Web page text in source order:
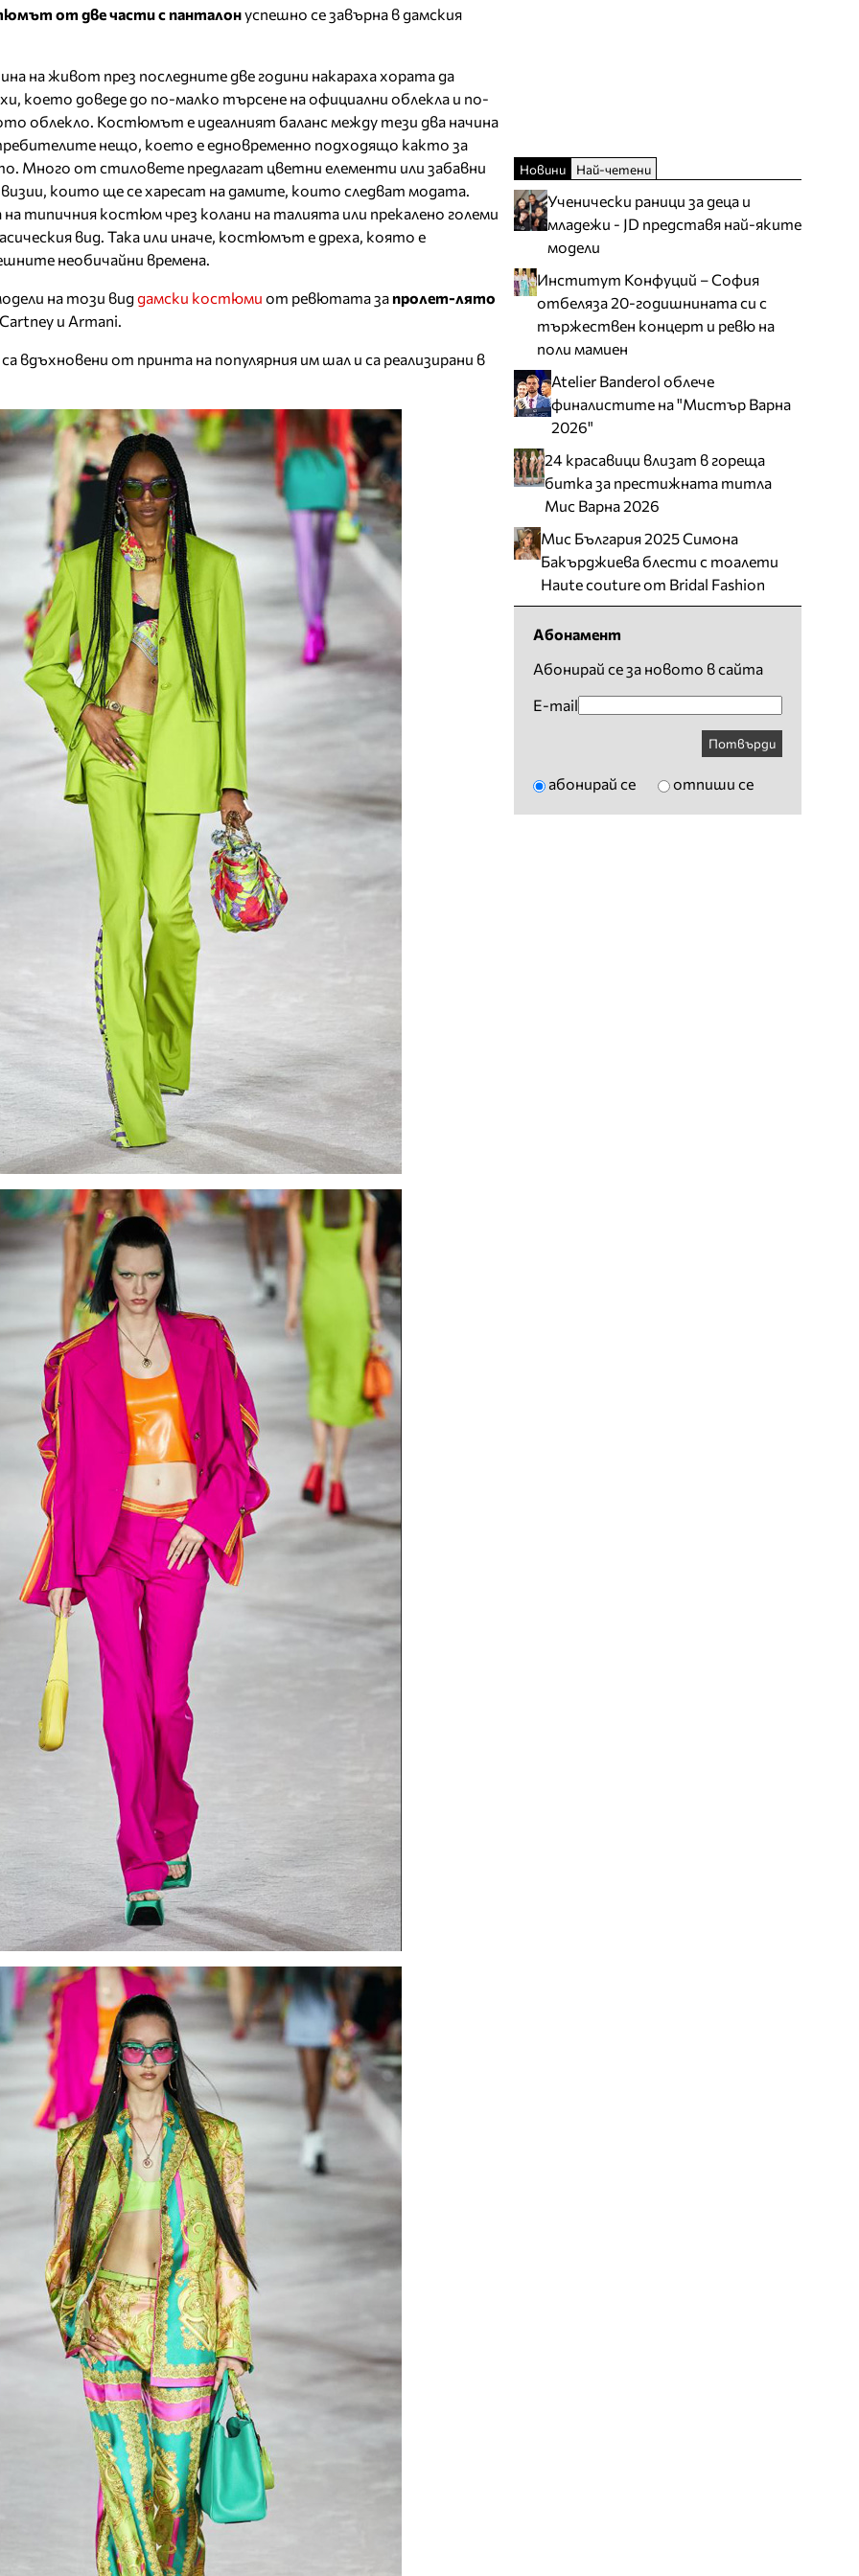
от две части с панталонуспешно се завърна в дамския
на живот през последните две години накараха хората да
което доведе до по-малко търсене на официални облекла и по-
облекло. Костюмът е идеалният баланс между тези два начина
нещо, което е едновременно подходящо както за
Много от стиловете предлагат цветни елементи или забавни
които ще се харесат на дамите, които следват модата.
на типичния костюм чрез колани на талията или прекалено големи
вид. Така или иначе, костюмът е дреха, която е
необичайни времена.
на този виддамски костюми от ревютата за пролет-лято
и Armani.
са вдъхновени от принта на популярния им шал и са реализирани в
Новини Най-четени
Ученически раници за деца и
младежи - JD представя най-яките
модели
Институт Конфуций – София
отбеляза 20-годишнината си с
тържествен концерт и ревю на
поли мамиен
Atelier Banderol облече
финалистите на "Мистър Варна
2026"
24 красавици влизат в гореща
битка за престижната титла
Мис Варна 2026
Мис България 2025 Симона
Бакърджиева блести с тоалети
Haute couture от Bridal Fashion
Абонамент
Абонирай се за новото в сайта
E-mail
Потвърди
абонирай се отпиши се